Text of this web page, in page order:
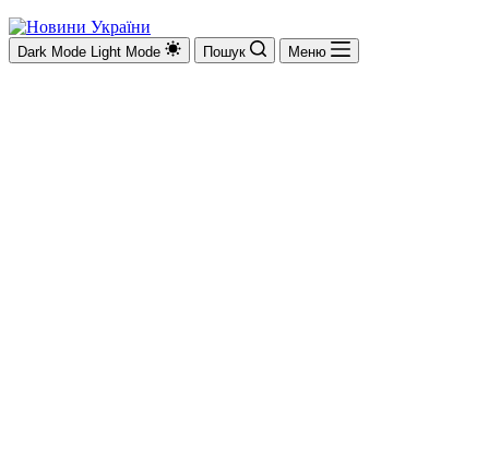
Dark Mode Light Mode Пошук Меню